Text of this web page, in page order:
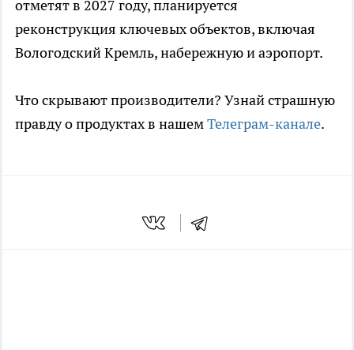
отметят в 2027 году, планируется
реконструкция ключевых объектов, включая
Вологодский Кремль, набережную и аэропорт.
Что скрывают производители? Узнай страшную
правду о продуктах в нашемТелеграм-канале.